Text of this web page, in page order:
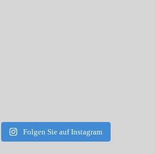
Folgen Sie auf Instagram